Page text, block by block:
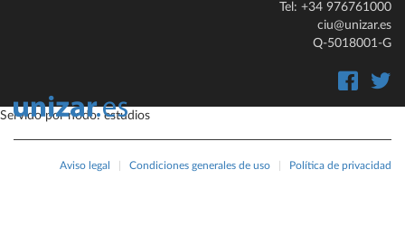
Tel: +34 976761000
ciu@unizar.es
Q-5018001-G
Aviso legal Condiciones generales de uso Política de privacidad
Servido por nodo: estudios